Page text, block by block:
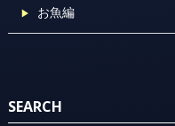
お魚編
SEARCH